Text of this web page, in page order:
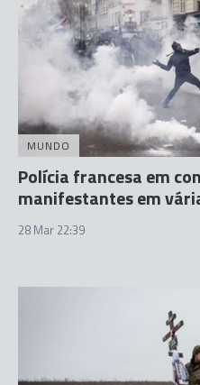
MUNDO
Polícia francesa em
manifestantes em
28 Mar 22:39